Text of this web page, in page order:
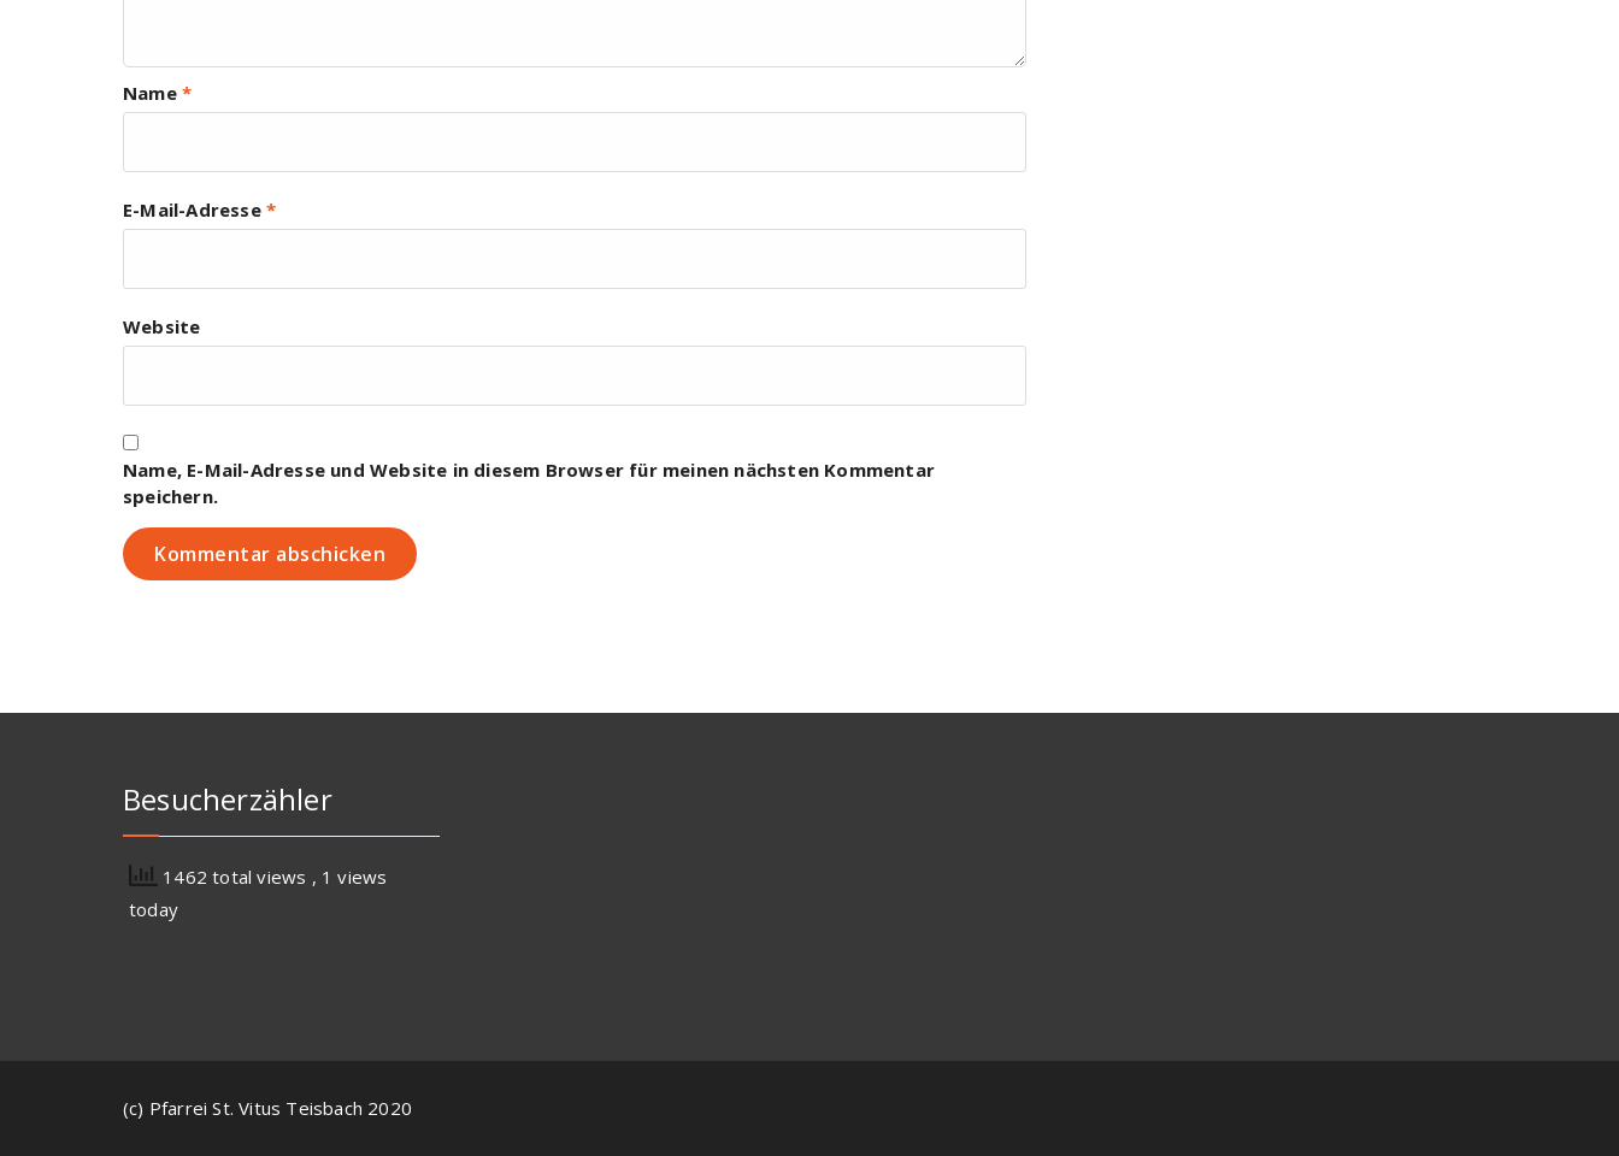
Name *
E-Mail-Adresse *
Website
Name, E-Mail-Adresse und Website in diesem Browser für meinen nächsten Kommentar
speichern.
Besucherzähler
1462 total views , 1 views
today
(c) Pfarrei St. Vitus Teisbach 2020